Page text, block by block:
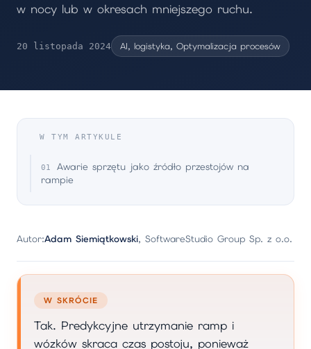
w nocy lub w okresach mniejszego ruchu.
20 listopada 2024 AI, logistyka, Optymalizacja procesów
W TYM ARTYKULE
Awarie sprzętu jako źródło przestojów na
rampie
Autor:Adam Siemiątkowski, SoftwareStudio Group Sp. z o.o.
W SKRÓCIE
Tak. Predykcyjne utrzymanie ramp i
wózków skraca czas postoju, ponieważ